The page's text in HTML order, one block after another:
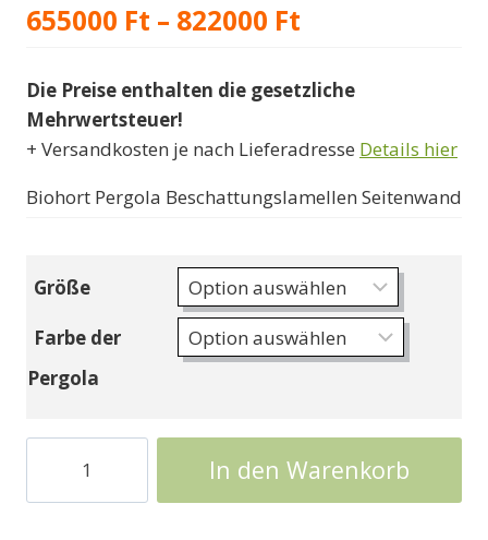
655000 Ft – 822000 Ft
bis
822000 Ft
Die Preise enthalten die gesetzliche
Mehrwertsteuer!
+ Versandkosten je nach Lieferadresse Details hier
Biohort Pergola Beschattungslamellen Seitenwand
Größe
Farbe der
Pergola
Pergola
mit
In den Warenkorb